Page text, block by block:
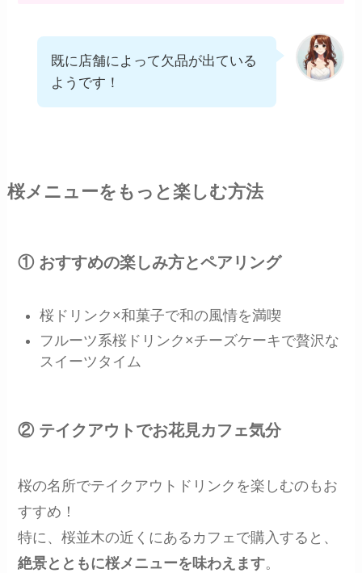
既に店舗によって欠品が出ている
ようです！
桜メニューをもっと楽しむ方法
① おすすめの楽しみ方とペアリング
桜ドリンク×和菓子で和の風情を満喫
フルーツ系桜ドリンク×チーズケーキで贅沢な
スイーツタイム
② テイクアウトでお花見カフェ気分
桜の名所でテイクアウトドリンクを楽しむのもお
すすめ！
特に、桜並木の近くにあるカフェで購入すると、
絶景とともに桜メニューを味わえます。